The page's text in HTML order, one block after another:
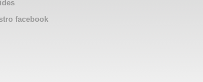
facebook